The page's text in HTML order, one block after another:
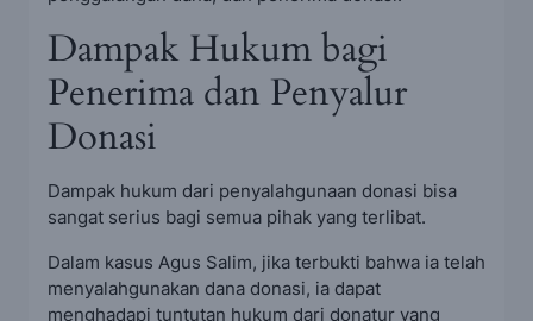
Dampak Hukum bagi
Penerima dan Penyalur
Donasi
Dampak hukum dari penyalahgunaan donasi bisa
sangat serius bagi semua pihak yang terlibat.
Dalam kasus Agus Salim, jika terbukti bahwa ia telah
menyalahgunakan dana donasi, ia dapat
menghadapi tuntutan hukum dari donatur yang